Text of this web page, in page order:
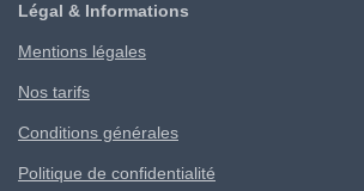
Légal & Informations
Mentions légales
Nos tarifs
Conditions générales
Politique de confidentialité